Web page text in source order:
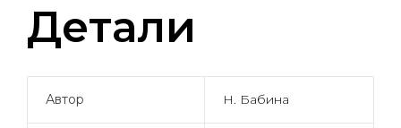
Детали
Автор Н. Бабина